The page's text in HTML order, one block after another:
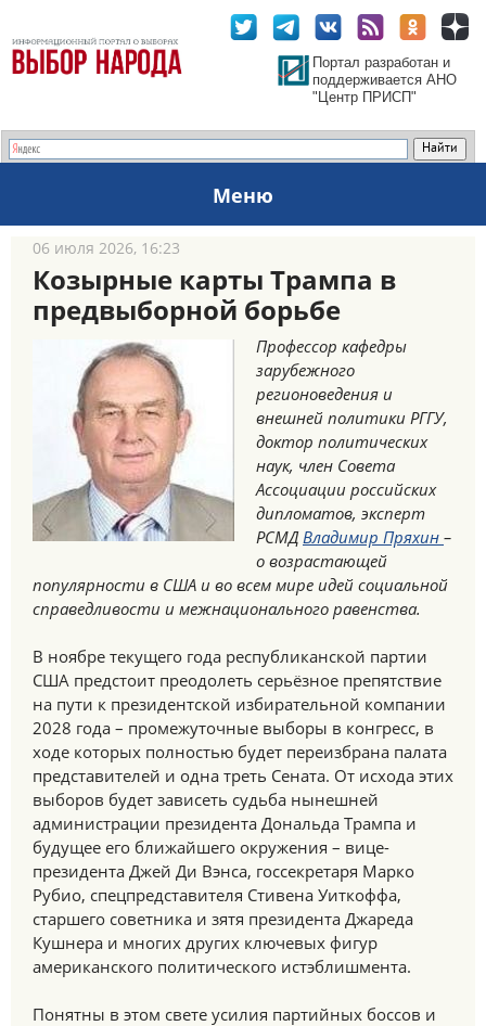
Портал разработан и
поддерживается АНО
"Центр ПРИСП"
Меню
06 июля 2026, 16:23
Козырные карты Трампа в
предвыборной борьбе
Профессор кафедры
зарубежного
регионоведения и
внешней политики РГГУ,
доктор политических
наук, член Совета
Ассоциации российских
дипломатов, эксперт
РСМДВладимир Пряхин –
о возрастающей
популярности в США и во всем мире идей социальной
справедливости и межнационального равенства.
В ноябре текущего года республиканской партии
США предстоит преодолеть серьёзное препятствие
на пути к президентской избирательной компании
2028 года – промежуточные выборы в конгресс, в
ходе которых полностью будет переизбрана палата
представителей и одна треть Сената. От исхода этих
выборов будет зависеть судьба нынешней
администрации президента Дональда Трампа и
будущее его ближайшего окружения – вице-
президента Джей Ди Вэнса, госсекретаря Марко
Рубио, спецпредставителя Стивена Уиткоффа,
старшего советника и зятя президента Джареда
Кушнера и многих других ключевых фигур
американского политического истэблишмента.
Понятны в этом свете усилия партийных боссов и